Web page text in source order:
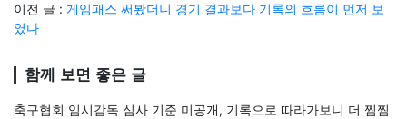
이전 글 : 게임패스 써봤더니 경기 결과보다 기록의 흐름이 먼저 보
였다
함께 보면 좋은 글
축구협회 임시감독 심사 기준 미공개, 기록으로 따라가보니 더 찜찜